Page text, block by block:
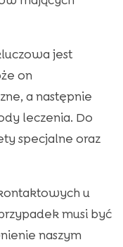
jest
on
a następnie
leczenia. Do
specjalne oraz
u
musi być
naszym